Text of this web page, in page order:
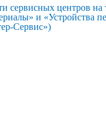
сервисных центров
и «Устройства
Сервис»)